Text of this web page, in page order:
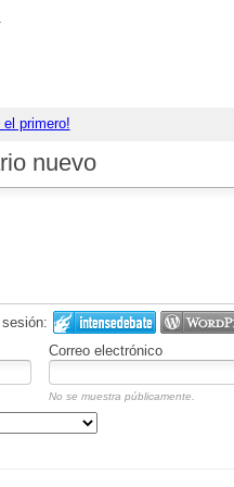
el primero!
nuevo
Correo electrónico
No se muestra públicamente.